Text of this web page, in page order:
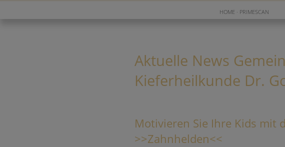
HOME · PRIMESCAN
Aktuelle News
Kieferheilkunde Dr.
Motivieren Sie Ihre Kids mit
>>Zahnhelden<<